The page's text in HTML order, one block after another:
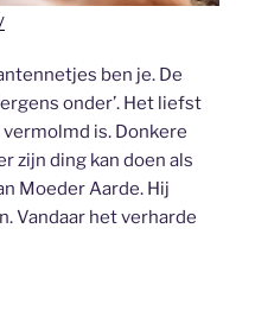
ben je. De
onder’. Het liefst
is. Donkere
zijn ding kan doen als
Moeder Aarde. Hij
Vandaar het verharde